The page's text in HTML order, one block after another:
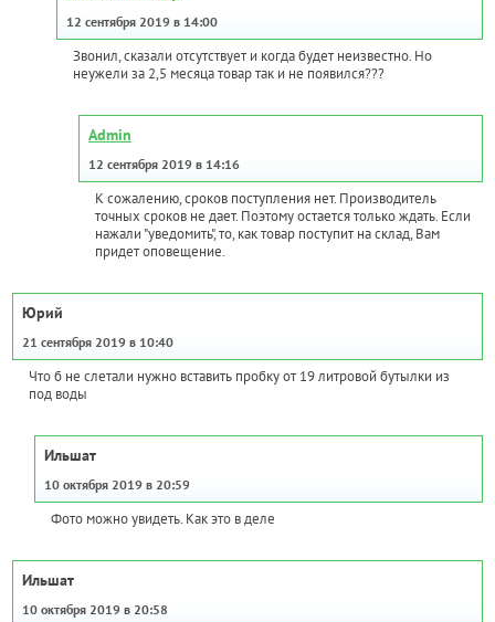
12 сентября 2019 в 14:00
Звонил, сказали отсутствует и когда будет неизвестно. Но
неужели за 2,5 месяца товар так и не появился???
Admin
12 сентября 2019 в 14:16
К сожалению, сроков поступления нет. Производитель
точных сроков не дает. Поэтому остается только ждать. Если
нажали "уведомить", то, как товар поступит на склад, Вам
придет оповещение.
Юрий
21 сентября 2019 в 10:40
Что б не слетали нужно вставить пробку от 19 литровой бутылки из
под воды
Ильшат
10 октября 2019 в 20:59
Фото можно увидеть. Как это в деле
Ильшат
10 октября 2019 в 20:58